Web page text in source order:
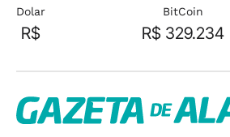
Dolar
R$
BitCoin
R$ 329.234